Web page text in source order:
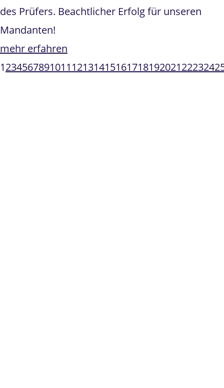
des Prüfers. Beachtlicher Erfolg für unseren
Mandanten!
mehr erfahren
1234567891011 12131415161718192021222324